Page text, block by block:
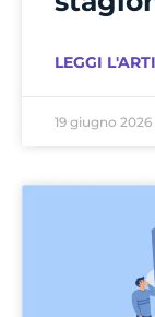
LEGGI
19 giugno 2026